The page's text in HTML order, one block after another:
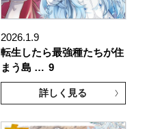
2026.1.9
転生したら最強種たちが住
まう島 … 9
詳しく見る